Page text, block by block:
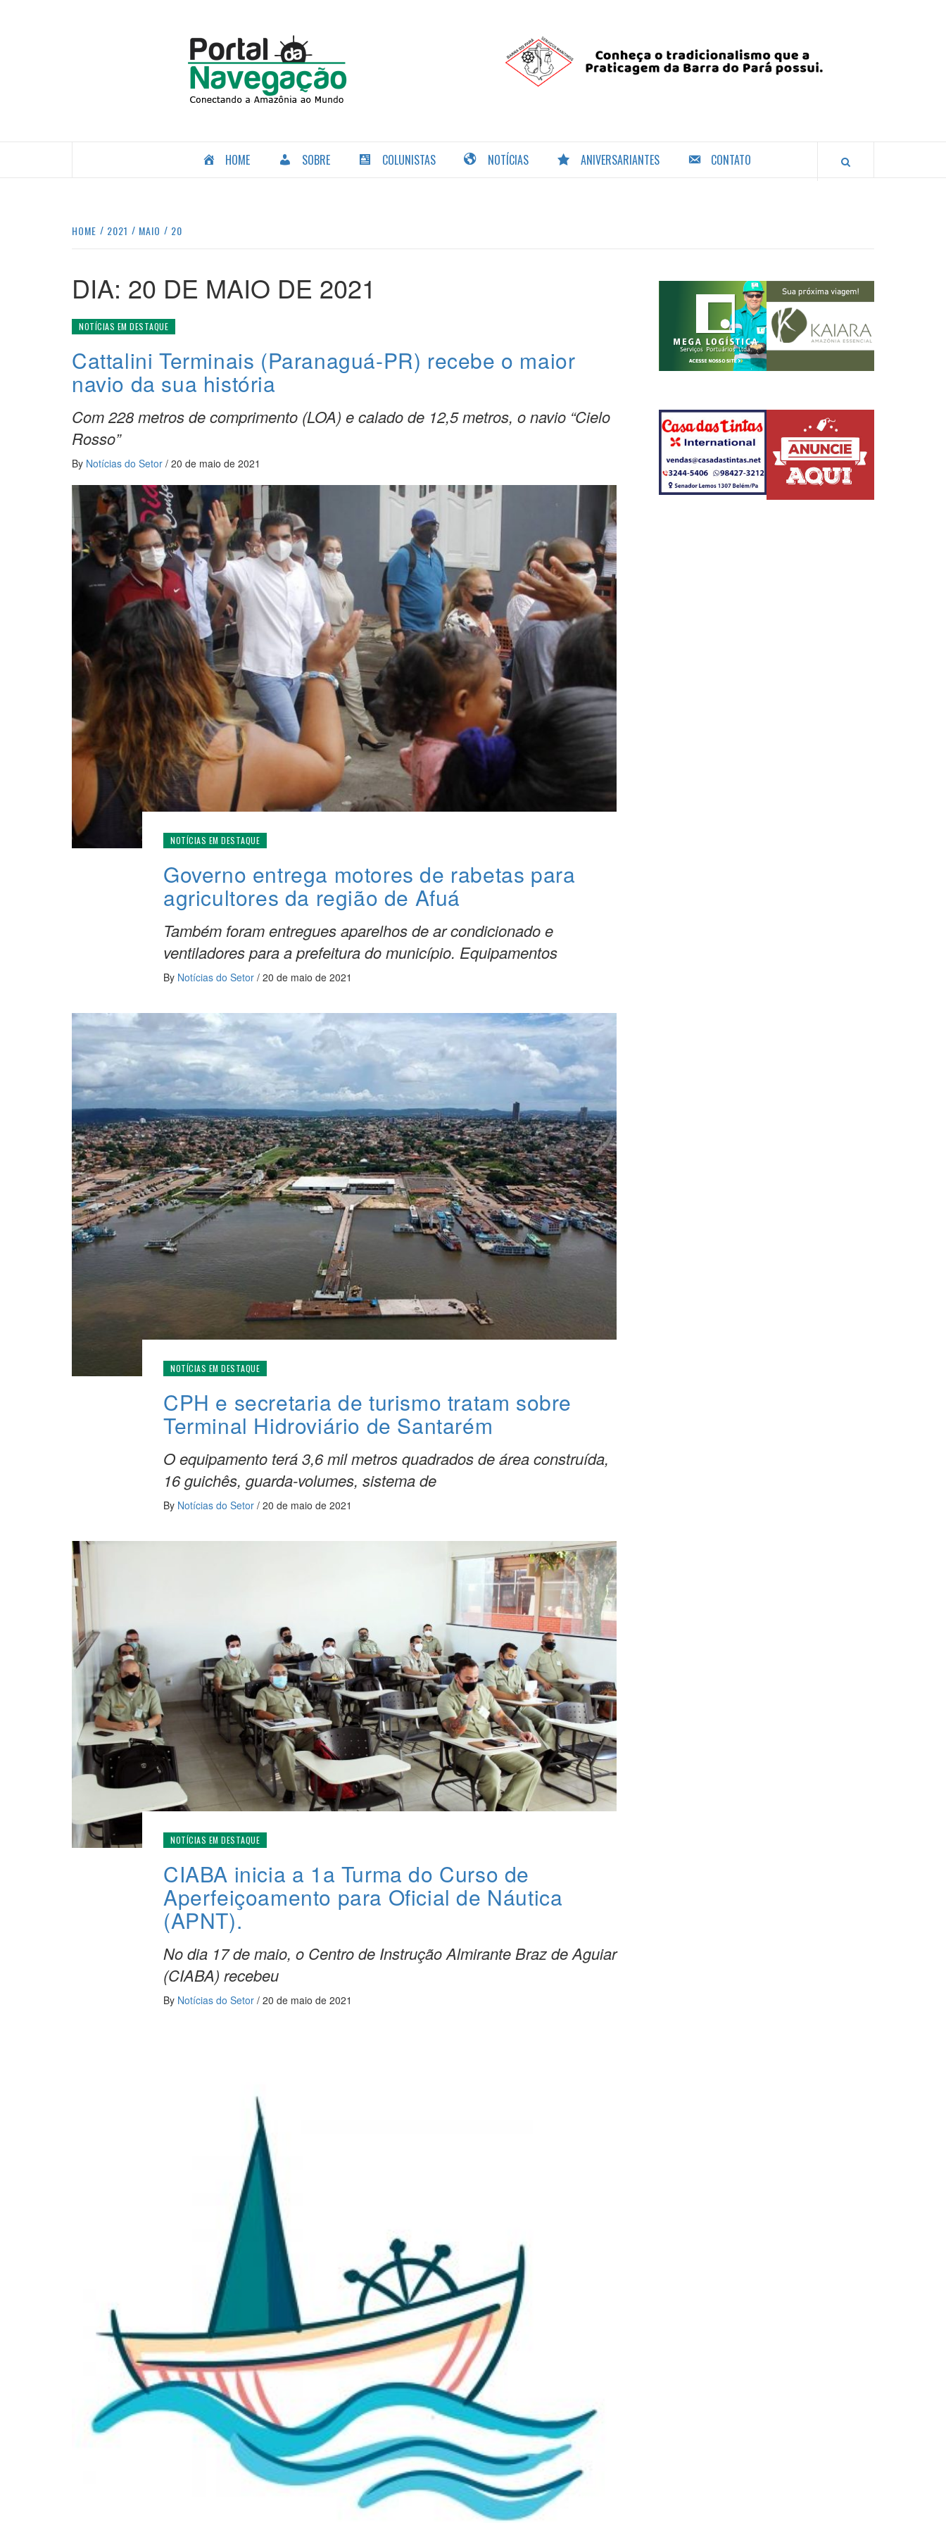
HOME SOBRE COLUNISTAS NOTÍCIAS ANIVERSARIANTES CONTATO
HOME 2021 MAIO 20
DIA: 20 DE MAIO DE 2021
NOTÍCIAS EM DESTAQUE
Cattalini Terminais (Paranaguá-PR) recebe o maior
navio da sua história
Com 228 metros de comprimento (LOA) e calado de 12,5 metros, o navio “Cielo
Rosso”
By Notícias do Setor / 20 de maio de 2021
NOTÍCIAS EM DESTAQUE
Governo entrega motores de rabetas para
agricultores da região de Afuá
Também foram entregues aparelhos de ar condicionado e
ventiladores para a prefeitura do município. Equipamentos
By Notícias do Setor / 20 de maio de 2021
NOTÍCIAS EM DESTAQUE
CPH e secretaria de turismo tratam sobre
Terminal Hidroviário de Santarém
O equipamento terá 3,6 mil metros quadrados de área construída,
16 guichês, guarda-volumes, sistema de
By Notícias do Setor / 20 de maio de 2021
NOTÍCIAS EM DESTAQUE
CIABA inicia a 1a Turma do Curso de
Aperfeiçoamento para Oficial de Náutica
(APNT).
No dia 17 de maio, o Centro de Instrução Almirante Braz de Aguiar
(CIABA) recebeu
By Notícias do Setor / 20 de maio de 2021